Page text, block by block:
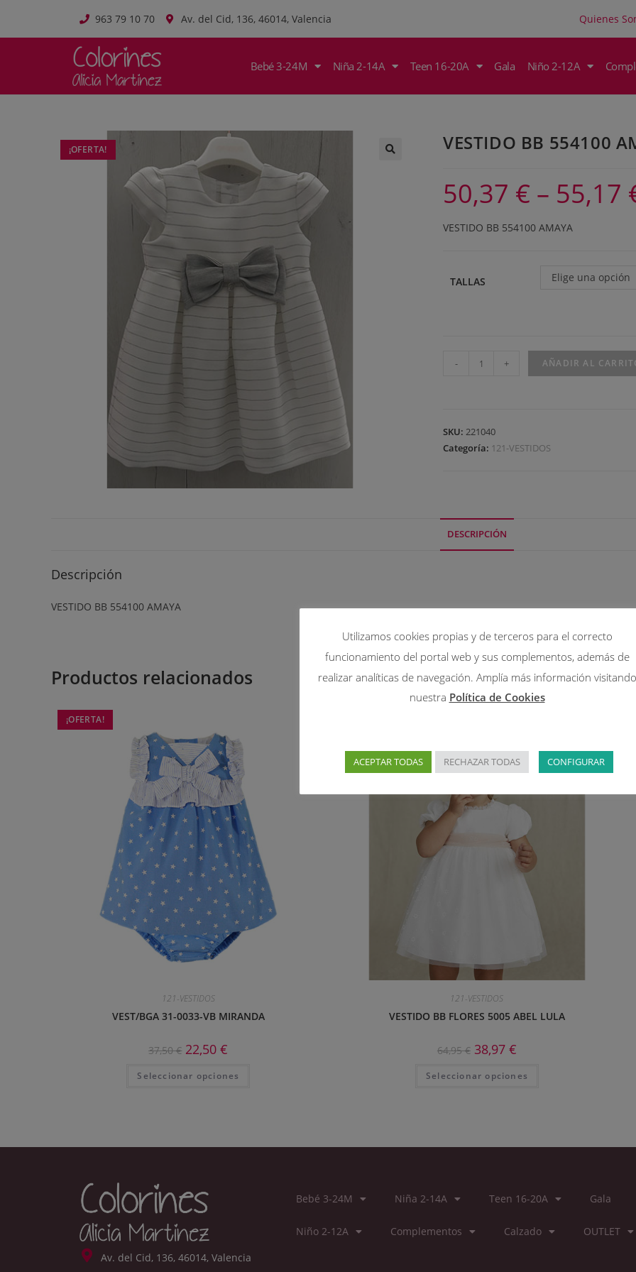
963 79 10 70 Av. del Cid, 136, 46014, Valencia Quienes
Bebé 3-24M Niña 2-14A Teen 16-20A Gala Niño 2-12A
¡OFERTA! VESTIDO BB 554100
50,37 € – 55,17
VESTIDO BB 554100 AMAYA
TALLAS Elige una opción
- + AÑADIR AL
SKU: 221040
Categoría: 121-VESTIDOS
DESCRIPCIÓN
Descripción
VESTIDO BB 554100 AMAYA
Productos relacionados
¡OFERTA!
121-VESTIDOS
VEST/BGA 31-0033-VB MIRANDA
37,50€ 22,50€
Seleccionar opciones
121-VESTIDOS
VESTIDO BB FLORES 5005 ABEL LULA
64,95€ 38,97 €
Seleccionar opciones
Av. del Cid, 136, 46014, Valencia
Bebé 3-24M Niña 2-14A Teen 16-20A Gala
Niño 2-12A Complementos Calzado OUTLET
Utilizamos cookies propias y de terceros para el correcto
funcionamiento del portal web y sus complementos, además de
realizar analíticas de navegación. Amplía más información visitando
nuestra Política de Cookies
ACEPTAR TODAS RECHAZAR TODAS CONFIGURAR